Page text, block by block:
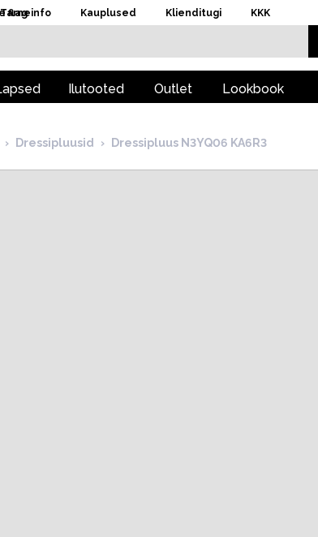
Tarneinfo Kauplused Klienditugi KKK
Ilutooted Outlet Lookbook
› Dressipluusid › Dressipluus N3YQ06 KA6R3